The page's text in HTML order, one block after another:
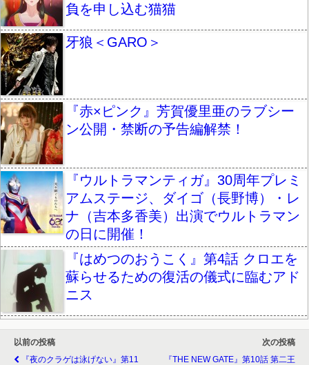
負を申し込む猫猫
牙狼＜GARO＞
『赤×ピンク』芳賀優里亜のラブシー
ン公開・禁断の予告編解禁！
『ウルトラマンティガ』30周年プレミ
アムステージ、ダイゴ（長野博）・レ
ナ（吉本多香美）出演でウルトラマン
の日に開催！
『はめつのおうこく』第4話 クロエを
蘇らせるための復活の儀式に臨むアド
ニス
以前の投稿
『夜のクラゲは泳げない』第11
次の投稿
『THE NEW GATE』第10話 第二王